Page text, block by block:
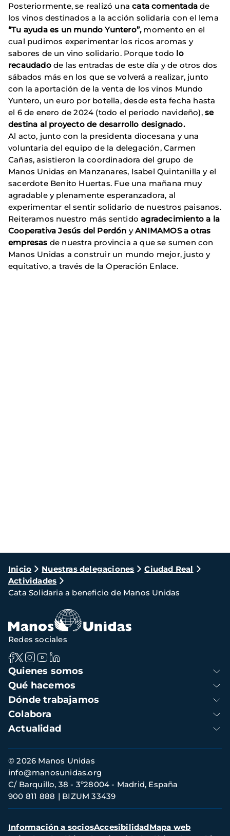
Posteriormente, se realizó unacata comentada de
los vinos destinados a la acción solidaria con el lema
“Tu ayuda es un mundo Yuntero”,momento en el
cual pudimos experimentar los ricos aromas y
sabores de un vino solidario. Porque todo lo
recaudadode las entradas de este día y de otros dos
sábados más en los que se volverá a realizar, junto
con la aportación de la venta de los vinos Mundo
Yuntero, un euro por botella, desde esta fecha hasta
el 6 de enero de 2024 (todo el periodo navideño),se
destina al proyecto de desarrollo designado.
Al acto, junto con la presidenta diocesana y una
voluntaria del equipo de la delegación, Carmen
Cañas, asistieron la coordinadora del grupo de
Manos Unidas en Manzanares, Isabel Quintanilla y el
sacerdote Benito Huertas. Fue una mañana muy
agradable y plenamente esperanzadora, al
experimentar el sentir solidario de nuestros paisanos.
Reiteramos nuestro más sentidoagradecimiento a la
Cooperativa Jesús del Perdón yANIMAMOS a otras
empresas de nuestra provincia a que se sumen con
Manos Unidas a construir un mundo mejor, justo y
equitativo, a través de la Operación Enlace.
Ruta
de
navegación
Inicio Nuestras delegaciones
Ciudad Real
Actividades
Cata Solidaria a beneficio de Manos Unidas
Navegación
principal
Quienes somos
Qué hacemos
Dónde trabajamos
Colabora
Actualidad
Redes sociales
Información
de
contacto
© 2026 Manos Unidas
C/ Barquillo, 38 - 3º28004 - Madrid, España
900 811 888
BIZUM 33439
info@manosunidas.org
Menú
Información a sociosAccesibilidadMapa web